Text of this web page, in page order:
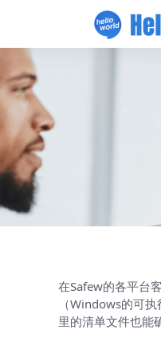
在Safew的各平台
（Windows的可
里的清单文件也能